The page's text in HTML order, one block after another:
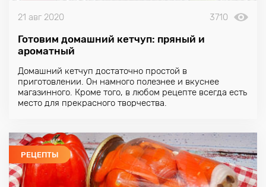
21 авг 2020 3710
Готовим домашний кетчуп: пряный и
ароматный
Домашний кетчуп достаточно простой в
приготовлении. Он намного полезнее и вкуснее
магазинного. Кроме того, в любом рецепте всегда есть
место для прекрасного творчества.
РЕЦЕПТЫ